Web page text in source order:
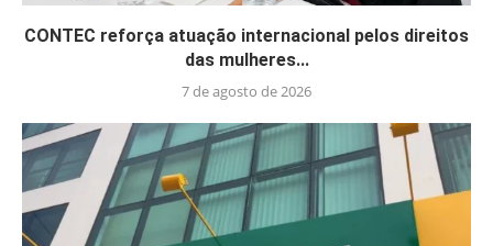
CONTEC reforça atuação internacional pelos direitos
das mulheres...
7 de agosto de 2026